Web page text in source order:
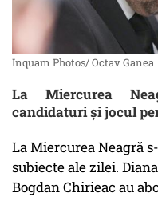
Inquam Photos/ Octav Ganea
La Miercurea
candidaturi și jocul
LaMiercurea Neagră
subiecte ale zilei.
Bogdan Chirieac au